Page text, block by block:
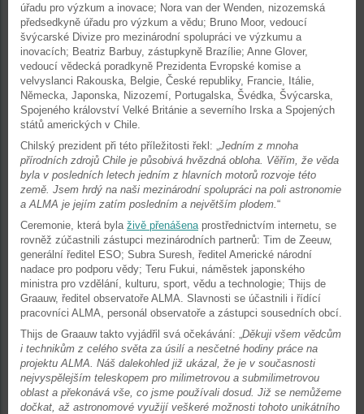
úřadu pro výzkum a inovace; Nora van der Wenden, nizozemská
předsedkyně úřadu pro výzkum a vědu; Bruno Moor, vedoucí
švýcarské Divize pro mezinárodní spolupráci ve výzkumu a
inovacích; Beatriz Barbuy, zástupkyně Brazílie; Anne Glover,
vedoucí vědecká poradkyně Prezidenta Evropské komise a
velvyslanci Rakouska, Belgie, České republiky, Francie, Itálie,
Německa, Japonska, Nizozemí, Portugalska, Švédka, Švýcarska,
Spojeného království Velké Británie a severního Irska a Spojených
států amerických v Chile.
Chilský prezident při této příležitosti řekl: „Jedním z mnoha
přírodních zdrojů Chile je působivá hvězdná obloha. Věřím, že věda
byla v posledních letech jedním z hlavních motorů rozvoje této
země. Jsem hrdý na naši mezinárodní spolupráci na poli astronomie
a ALMA je jejím zatím posledním a největším plodem.“
Ceremonie, která byla živě přenášenaprostřednictvím internetu, se
rovněž zúčastnili zástupci mezinárodních partnerů: Tim de Zeeuw,
generální ředitel ESO; Subra Suresh, ředitel Americké národní
nadace pro podporu vědy; Teru Fukui, náměstek japonského
ministra pro vzdělání, kulturu, sport, vědu a technologie; Thijs de
Graauw, ředitel observatoře ALMA. Slavnosti se účastnili i řídící
pracovníci ALMA, personál observatoře a zástupci sousedních obcí.
Thijs de Graauw takto vyjádřil svá očekávání: „Děkuji všem vědcům
i technikům z celého světa za úsilí a nesčetné hodiny práce na
projektu ALMA. Náš dalekohled již ukázal, že je v současnosti
nejvyspělejším teleskopem pro milimetrovou a submilimetrovou
oblast a překonává vše, co jsme používali dosud. Již se nemůžeme
dočkat, až astronomové využijí veškeré možnosti tohoto unikátního